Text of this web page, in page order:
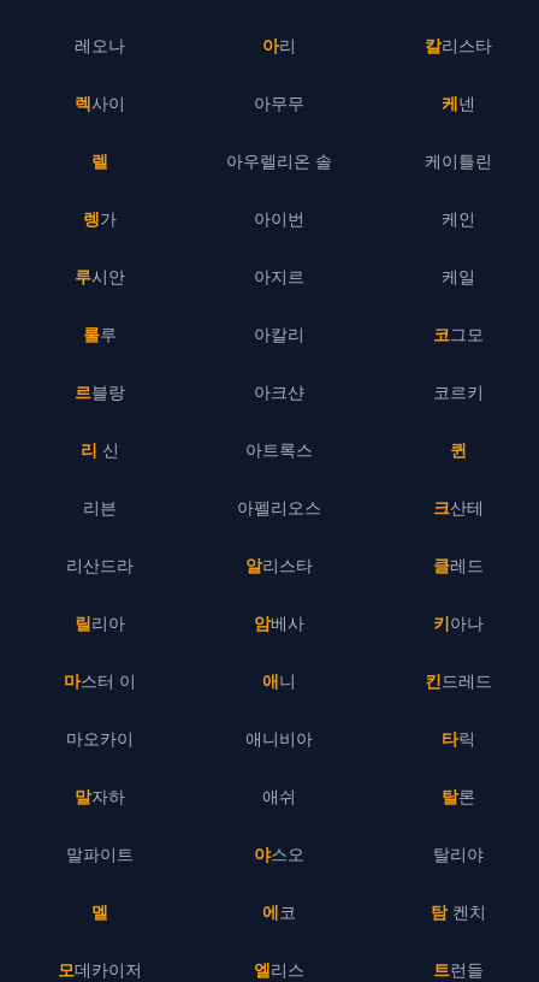
레오나
렉사이
렐
렝가
루시안
룰루
르블랑
리 신
리븐
리산드라
릴리아
마스터 이
마오카이
말자하
말파이트
멜
모데카이저
아리
아무무
아우렐리온 솔
아이번
아지르
아칼리
아크샨
아트록스
아펠리오스
알리스타
암베사
애니
애니비아
애쉬
야스오
에코
엘리스
칼리스타
케넨
케이틀린
케인
케일
코그모
코르키
퀸
크산테
클레드
키아나
킨드레드
타릭
탈론
탈리야
탐 켄치
트런들